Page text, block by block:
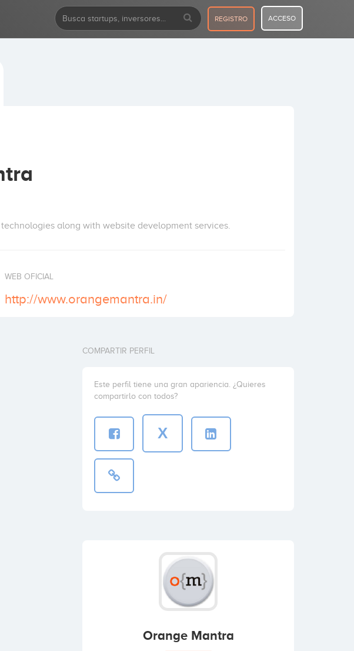
REGISTRO ACCESO
along with website development services.
WEB OFICIAL
http://www.orangemantra.in/
COMPARTIR PERFIL
Este perfil tiene una gran apariencia. ¿Quieres
compartirlo con todos?
X
Orange Mantra